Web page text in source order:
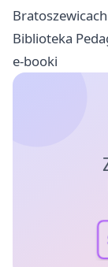
Biblioteka
e-booki